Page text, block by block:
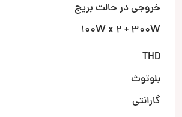
خروجی در حالت بریج
100W x 2 + 300W
THD
بلوتوث
گارانتی